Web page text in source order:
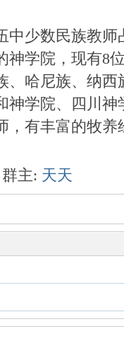
中少数民族教
神学院，现有8
、哈尼族、纳
神学院、四川
，有丰富的牧
群主: 天天